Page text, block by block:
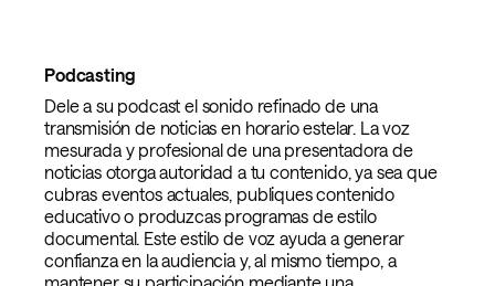
Podcasting
Dele a su podcast el sonido refinado de una
transmisión de noticias en horario estelar. La voz
mesurada y profesional de una presentadora de
noticias otorga autoridad a tu contenido, ya sea que
cubras eventos actuales, publiques contenido
educativo o produzcas programas de estilo
documental. Este estilo de voz ayuda a generar
confianza en la audiencia y, al mismo tiempo, a